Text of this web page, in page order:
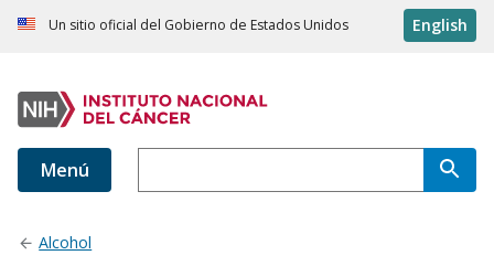
Un sitio oficial del Gobierno de Estados Unidos English
Menú
Alcohol